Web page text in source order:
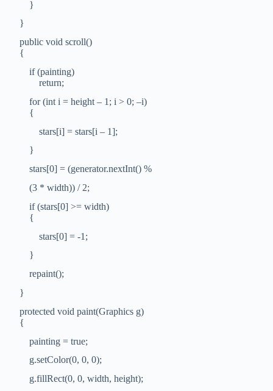
}
}
public void scroll()
{
if (painting)
return;
for (int i = height – 1; i > 0; –i)
{
stars[i] = stars[i – 1];
}
stars[0] = (generator.nextInt() %
(3 * width)) / 2;
if (stars[0] >= width)
{
stars[0] = -1;
}
repaint();
}
protected void paint(Graphics g)
{
painting = true;
g.setColor(0, 0, 0);
g.fillRect(0, 0, width, height);